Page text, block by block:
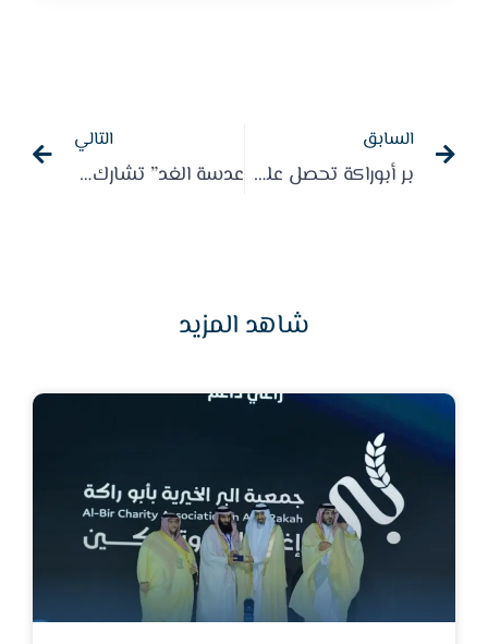
السابق
بر أبوراكة تحصل على شهادة الايزو لنظام إدارة الجودة – صحيفة شاهد الان
التالي
عدسة الغد” تشارك ذوي الهمم وجبة الإفطار بالطائف ( مبادرات جمعية أبوراكة )
شاهد المزيد